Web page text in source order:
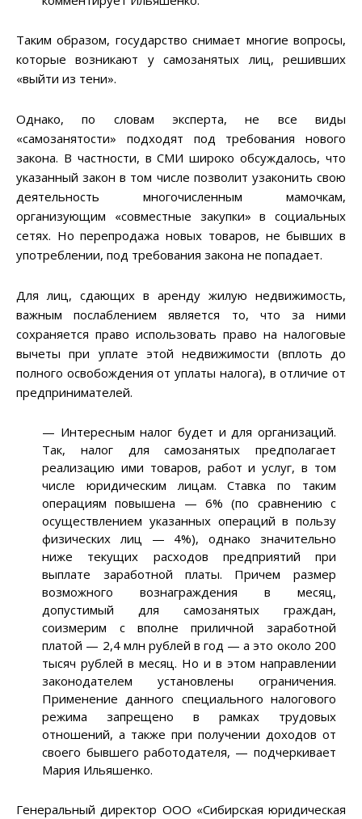
Таким образом, государство снимает многие вопросы,
которые возникают у самозанятых лиц, решивших
«выйти из тени».
Однако, по словам эксперта, не все виды
«самозанятости» подходят под требования нового
закона. В частности, в СМИ широко обсуждалось, что
указанный закон в том числе позволит узаконить свою
деятельность многочисленным мамочкам,
организующим «совместные закупки» в социальных
сетях. Но перепродажа новых товаров, не бывших в
употреблении, под требования закона не попадает.
Для лиц, сдающих в аренду жилую недвижимость,
важным послаблением является то, что за ними
сохраняется право использовать право на налоговые
вычеты при уплате этой недвижимости (вплоть до
полного освобождения от уплаты налога), в отличие от
предпринимателей.
— Интересным налог будет и для организаций.
Так, налог для самозанятых предполагает
реализацию ими товаров, работ и услуг, в том
числе юридическим лицам. Ставка по таким
операциям повышена — 6% (по сравнению с
осуществлением указанных операций в пользу
физических лиц — 4%), однако значительно
ниже текущих расходов предприятий при
выплате заработной платы. Причем размер
возможного вознаграждения в месяц,
допустимый для самозанятых граждан,
соизмерим с вполне приличной заработной
платой — 2,4 млн рублей в год — а это около 200
тысяч рублей в месяц. Но и в этом направлении
законодателем установлены ограничения.
Применение данного специального налогового
режима запрещено в рамках трудовых
отношений, а также при получении доходов от
своего бывшего работодателя, — подчеркивает
Мария Ильяшенко.
Генеральный ди⁠ректор ООО «Сибирская юридическая